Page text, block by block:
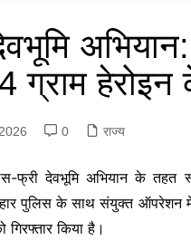
ग्राम
0 राज्य
फ्री देवभूमि अभियान के तहत
पुलिस के साथ संयुक्त ऑपरेशन
किया है।